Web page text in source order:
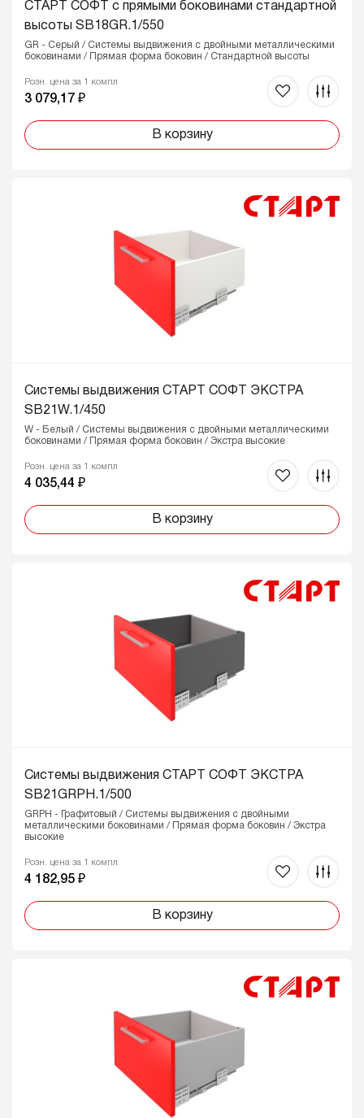
СТАРТ СОФТ с прямыми боковинами стандартной
высоты SB18GR.1/550
GR - Серый / Системы выдвижения с двойными металлическими
боковинами / Прямая форма боковин / Стандартной высоты
Розн. цена за 1 компл
3 079,17 ₽
В корзину
Системы выдвижения СТАРТ СОФТ ЭКСТРА
SB21W.1/450
W - Белый / Системы выдвижения с двойными металлическими
боковинами / Прямая форма боковин / Экстра высокие
Розн. цена за 1 компл
4 035,44 ₽
В корзину
Системы выдвижения СТАРТ СОФТ ЭКСТРА
SB21GRPH.1/500
GRPH - Графитовый / Системы выдвижения с двойными
металлическими боковинами / Прямая форма боковин / Экстра
высокие
Розн. цена за 1 компл
4 182,95 ₽
В корзину